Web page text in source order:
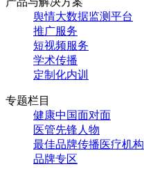
舆情大数据监测平台
推广服务
短视频服务
学术传播
定制化内训
专题栏目
健康中国面对面
医管先锋人物
最佳品牌传播医疗机构
品牌专区